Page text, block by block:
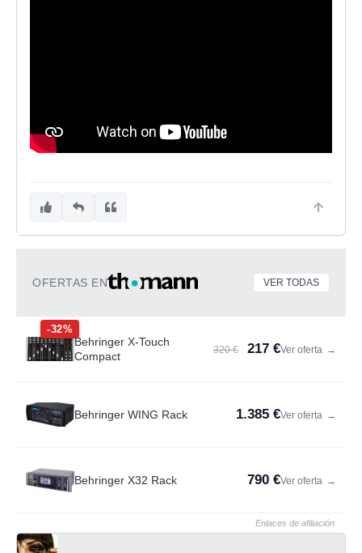
OFERTAS EN VER TODAS
-32%
Behringer X-Touch
Compact
320 € 217 €Ver oferta →
Behringer WING Rack 1.385 €Ver oferta →
Behringer X32 Rack 790 €Ver oferta →
Enlaces de afiliación